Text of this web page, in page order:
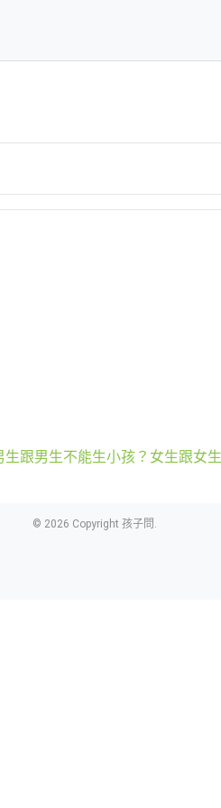
跟男生不能生小孩？女生跟女
© 2026 Copyright 孩子問.